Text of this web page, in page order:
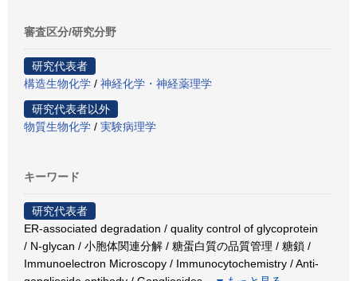
審査区分/研究分野
研究代表者
構造生物化学 / 神経化学・神経薬理学
研究代表者以外
物質生物化学 / 実験病理学
キーワード
研究代表者
ER-associated degradation / quality control of glycoprotein
/ N-glycan / 小胞体関連分解 / 糖蛋白質の品質管理 / 糖鎖 /
Immunoelectron Microscopy / Immunocytochemistry / Anti-